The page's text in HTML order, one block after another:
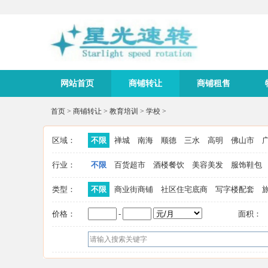
网站首页 商铺转让 商铺租售
首页> 商铺转让> 教育培训 > 学校>
区域： 不限 禅城 南海 顺德 三水 高明 佛山市
行业： 不限 百货超市 酒楼餐饮 美容美发 服饰鞋包
类型： 不限 商业街商铺 社区住宅底商 写字楼配套
价格： - 面积：